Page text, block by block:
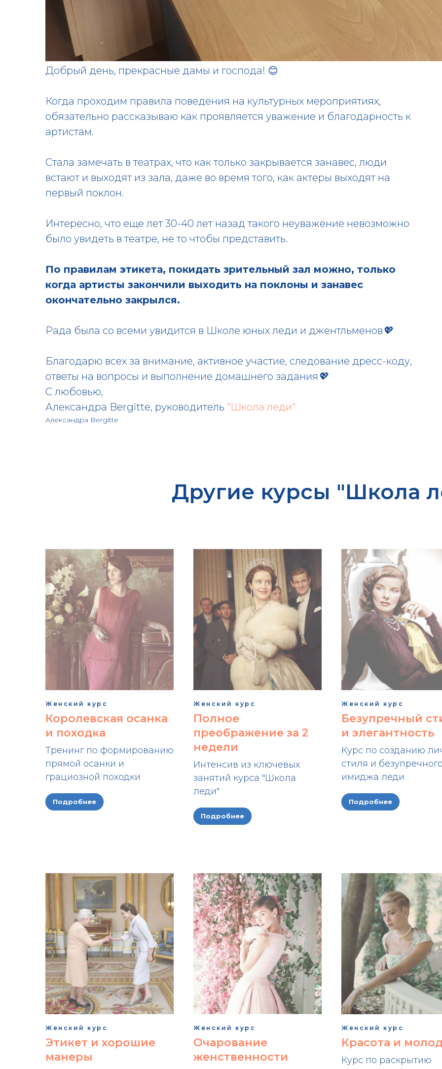
Добрый день, прекрасные дамы и господа! 😊
Когда проходим правила поведения на культурных мероприятиях,
обязательно рассказываю как проявляется уважение и благодарность к
артистам.
Стала замечать в театрах, что как только закрывается занавес, люди
встают и выходят из зала, даже во время того, как актеры выходят на
первый поклон.
Интересно, что еще лет 30-40 лет назад такого неуважение невозможно
было увидеть в театре, не то чтобы представить.
По правилам этикета, покидать зрительный зал можно, только
когда артисты закончили выходить на поклоны и занавес
окончательно закрылся.
Рада была со всеми увидится в Школе юных леди и джентльменов💖
Благодарю всех за внимание, активное участие, следование дресс-коду,
ответы на вопросы и выполнение домашнего задания💖
С любовью,
Александра Bergitte, руководитель "Школа леди"
Александра Bergitte
Другие курсы "Школа
Женский курс
Королевская осанка
и походка
Тренинг по формированию
прямой осанки и
грациозной походки
Подробнее
Женский курс
Полное
преображение за 2
недели
Интенсив из ключевых
занятий курса "Школа
леди"
Подробнее
Женский курс
Безупречный
и элегантность
Курс по созданию
стиля и
имиджа леди
Подробнее
Женский курс
Этикет и хорошие
манеры
Женский курс
Очарование
женственности
Женский курс
Красота и
Курс по раскрытию